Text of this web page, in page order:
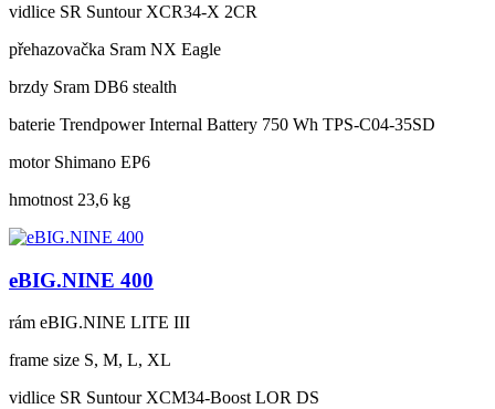
vidlice SR Suntour XCR34-X 2CR
přehazovačka Sram NX Eagle
brzdy Sram DB6 stealth
baterie Trendpower Internal Battery 750 Wh TPS-C04-35SD
motor Shimano EP6
hmotnost 23,6 kg
eBIG.NINE 400
rám eBIG.NINE LITE III
frame size S, M, L, XL
vidlice SR Suntour XCM34-Boost LOR DS